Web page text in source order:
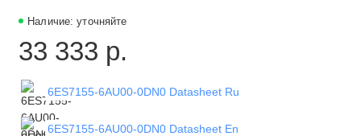
Наличие: уточняйте
33 333 р.
6ES7155-6AU00-0DN0 Datasheet Ru
6ES7155-6AU00-0DN0 Datasheet En